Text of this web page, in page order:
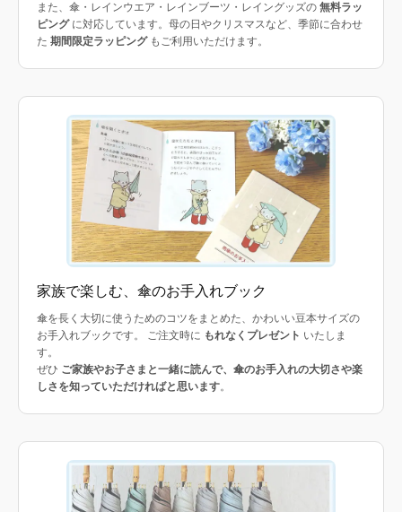
また、傘・レインウエア・レインブーツ・レイングッズの 無料ラッ
ピングに対応しています。母の日やクリスマスなど、季節に合わせ
た 期間限定ラッピングもご利用いただけます。
家族で楽しむ、傘のお手入れブック
傘を長く大切に使うためのコツをまとめた、かわいい豆本サイズの
お手入れブックです。 ご注文時に もれなくプレゼント いたしま
す。
ぜひ ご家族やお子さまと一緒に読んで、傘のお手入れの大切さや楽
しさを知っていただければと思います。